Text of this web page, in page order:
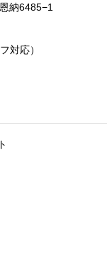
納6485−1
対応）